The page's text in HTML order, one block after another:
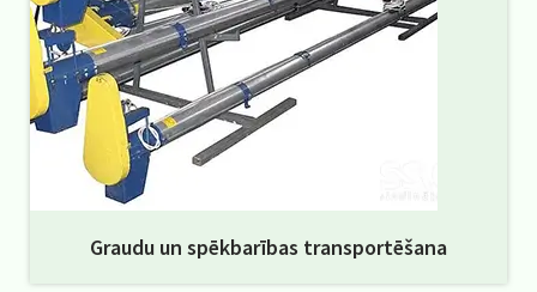
Graudu un spēkbarības transportēšana